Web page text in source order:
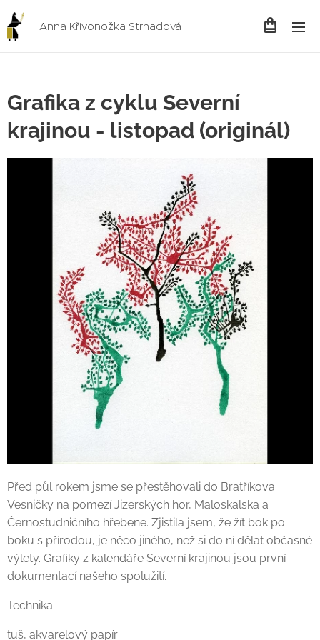
Anna Křivonožka Strnadová
Grafika z cyklu Severní
krajinou - listopad (originál)
Před půl rokem jsme se přestěhovali do Bratříkova.
Vesničky na pomezí Jizerských hor, Maloskalska a
Černostudničního hřebene. Zjistila jsem, že žít bok po
boku s přírodou, je něco jiného, než si do ní dělat občasné
výlety. Grafiky z kalendáře Severní krajinou jsou první
dokumentací našeho spolužití.
Technika
tuš, akvarelový papír